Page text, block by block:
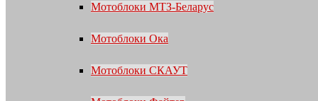
Мотоблоки МТЗ-Беларус
Мотоблоки Ока
Мотоблоки СКАУТ